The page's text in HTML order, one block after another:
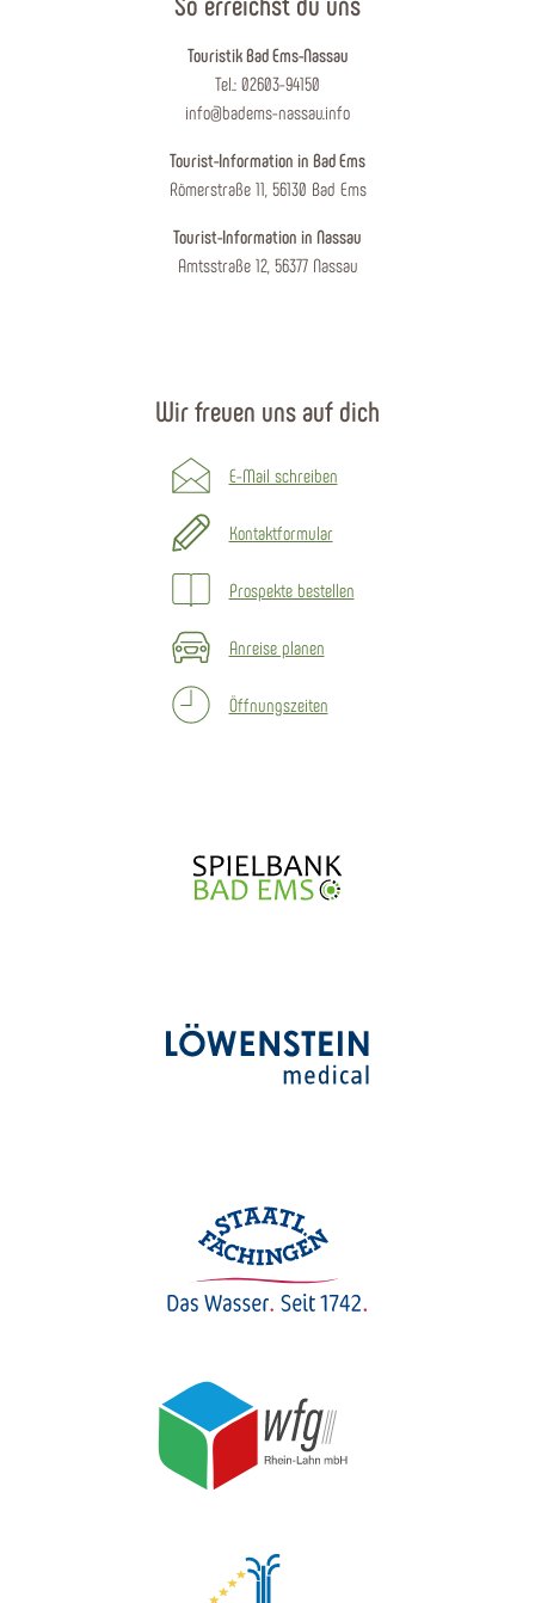
Touristik Bad Ems-Nassau
Tel.: 02603-94150
info@badems-nassau.info
Tourist-Information in Bad Ems
Römerstraße 11, 56130 Bad Ems
Tourist-Information in Nassau
Amtsstraße 12, 56377 Nassau
Wir freuen uns auf dich
E-Mail schreiben
Kontaktformular
Prospekte bestellen
Anreise planen
Öffnungszeiten